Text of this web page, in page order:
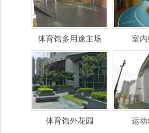
体育馆多用途主场 室内
体育馆外花园 运动